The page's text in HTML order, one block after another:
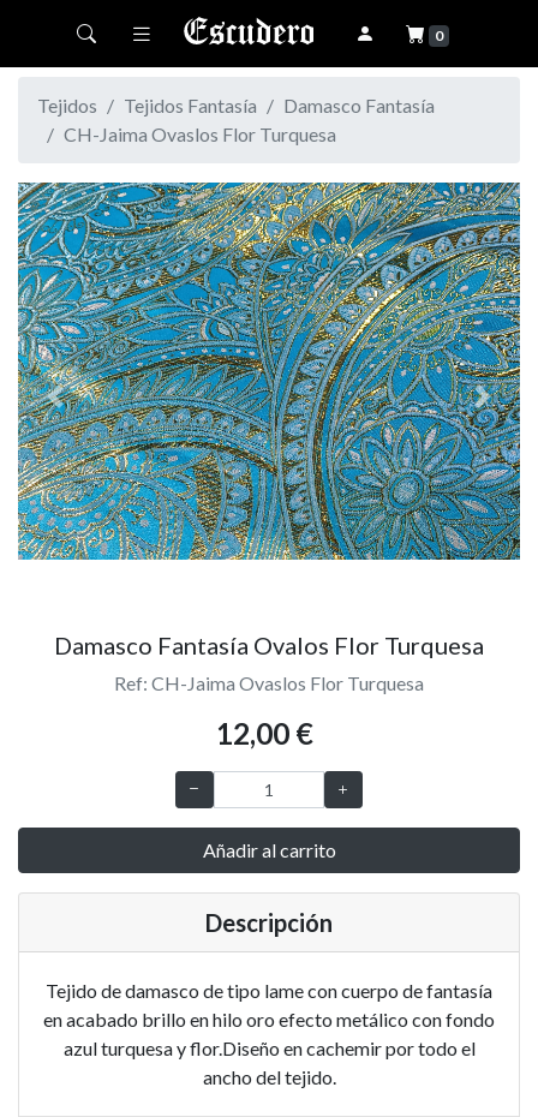
Toggle navigation 0
Tejidos Tejidos Fantasía
Damasco Fantasía
CH-Jaima Ovaslos Flor Turquesa
Previous Next
Damasco Fantasía Ovalos Flor Turquesa
Ref: CH-Jaima Ovaslos Flor Turquesa
12,00 €
Añadir al carrito
Descripción
Tejido de damasco de tipo lame con cuerpo de fantasía
en acabado brillo en hilo oro efecto metálico con fondo
azul turquesa y flor.Diseño en cachemir por todo el
ancho del tejido.